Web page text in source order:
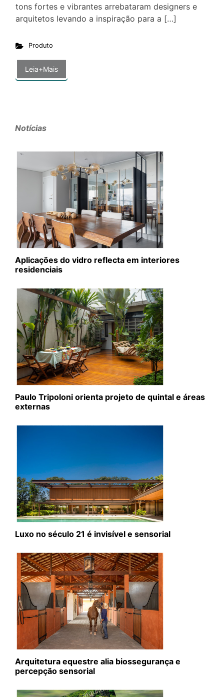
tons fortes e vibrantes arrebataram designers e
arquitetos levando a inspiração para a […]
Produto
Leia+Mais
Notícias
Aplicações do vidro reflecta em interiores
residenciais
Paulo Tripoloni orienta projeto de quintal e áreas
externas
Luxo no século 21 é invisível e sensorial
Arquitetura equestre alia biossegurança e
percepção sensorial